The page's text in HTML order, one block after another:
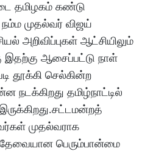
தமிழகம் கண்டு
முதல்வர் விஜய்
அறிவிப்புகள் ஆட்சியிலும்
இதற்கு ஆசைப்பட்டு நாள்
தூக்கி செல்கின்ற
நடக்கிறது தமிழ்நாட்டில்
முதல்வராக
பெரும்பான்மை